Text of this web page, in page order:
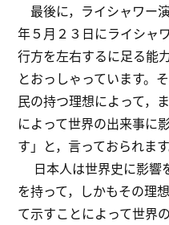
最後に，ライシャワー
年５月２３日にライシャ
行方を左右するに足る能
とおっしゃっています。
民の持つ理想によって，
によって世界の出来事に
す」と，言っておられます
日本人は世界史に影響
を持って，しかもその理
て示すことによって世界